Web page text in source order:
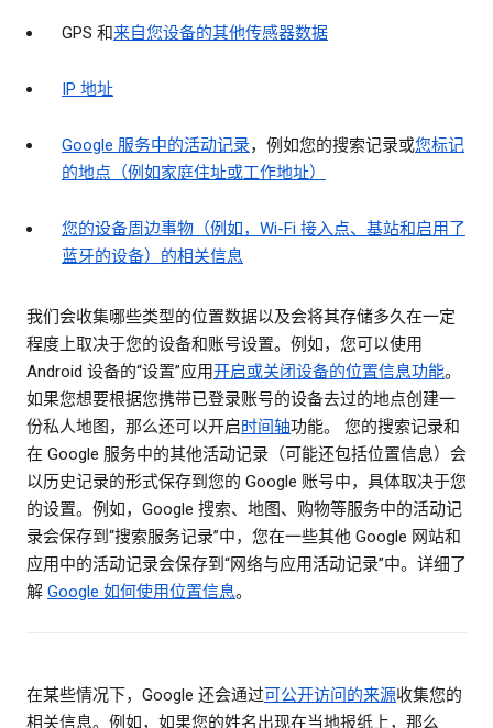
GPS 和来自您设备的其他传感器数据
IP 地址
Google 服务中的活动记录，例如您的搜索记录或您标记
的地点（例如家庭住址或工作地址）
您的设备周边事物（例如，Wi-Fi 接入点、基站和启用了
蓝牙的设备）的相关信息
我们会收集哪些类型的位置数据以及会将其存储多久在一定
程度上取决于您的设备和账号设置。例如，您可以使用
Android 设备的“设置”应用开启或关闭设备的位置信息功能。
如果您想要根据您携带已登录账号的设备去过的地点创建一
份私人地图，那么还可以开启时间轴功能。 您的搜索记录和
在 Google 服务中的其他活动记录（可能还包括位置信息）会
以历史记录的形式保存到您的 Google 账号中，具体取决于您
的设置。例如，Google 搜索、地图、购物等服务中的活动记
录会保存到“搜索服务记录”中，您在一些其他 Google 网站和
应用中的活动记录会保存到“网络与应用活动记录”中。详细了
解 Google 如何使用位置信息。
在某些情况下，Google 还会通过可公开访问的来源收集您的
相关信息。例如，如果您的姓名出现在当地报纸上，那么